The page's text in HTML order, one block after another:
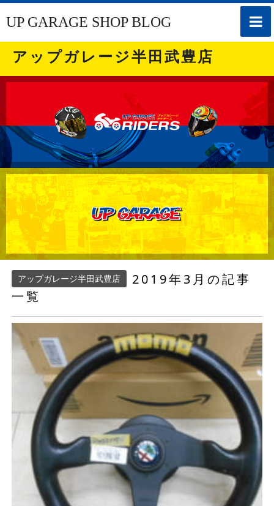
toggle
UP GARAGE SHOP BLOG
アップガレージ半田武豊店
アップガレージ半田武豊店
2019年3月の記事
一覧